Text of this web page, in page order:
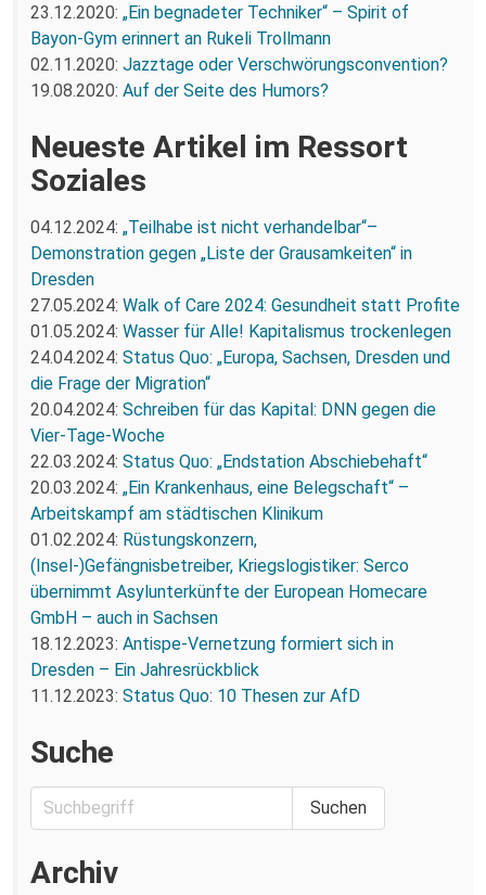
23.12.2020: „Ein begnadeter Techniker“ – Spirit of
Bayon-Gym erinnert an Rukeli Trollmann
02.11.2020: Jazztage oder Verschwörungsconvention?
19.08.2020: Auf der Seite des Humors?
Neueste Artikel im Ressort
Soziales
04.12.2024: „Teilhabe ist nicht verhandelbar“–
Demonstration gegen „Liste der Grausamkeiten“ in
Dresden
27.05.2024: Walk of Care 2024: Gesundheit statt Profite
01.05.2024: Wasser für Alle! Kapitalismus trockenlegen
24.04.2024: Status Quo: „Europa, Sachsen, Dresden und
die Frage der Migration“
20.04.2024: Schreiben für das Kapital: DNN gegen die
Vier-Tage-Woche
22.03.2024: Status Quo: „Endstation Abschiebehaft“
20.03.2024: „Ein Krankenhaus, eine Belegschaft“ –
Arbeitskampf am städtischen Klinikum
01.02.2024: Rüstungskonzern,
(Insel-)Gefängnisbetreiber, Kriegslogistiker: Serco
übernimmt Asylunterkünfte der European Homecare
GmbH – auch in Sachsen
18.12.2023: Antispe-Vernetzung formiert sich in
Dresden – Ein Jahresrückblick
11.12.2023: Status Quo: 10 Thesen zur AfD
Suche
Archiv